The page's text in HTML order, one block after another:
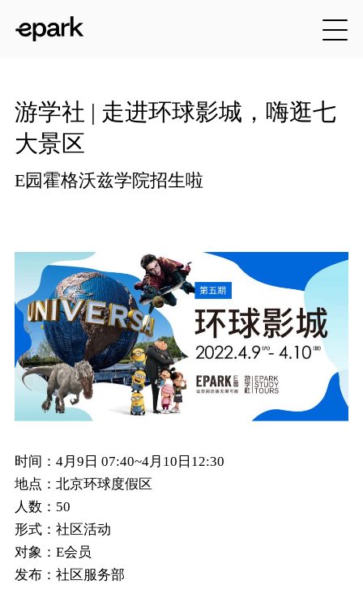
游学社 | 走进环球影城，嗨逛七
大景区
E园霍格沃兹学院招生啦
时间： 4月9日 07:40~4月10日12:30
地点： 北京环球度假区
人数： 50
形式： 社区活动
对象： E会员
发布： 社区服务部